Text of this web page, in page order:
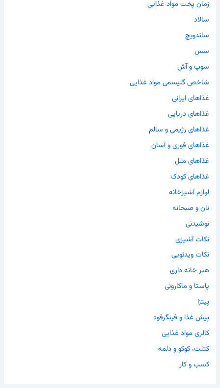
زمان پخت مواد غذایی
سالاد
ساندویچ
سس
سوپ و آش
شاخص گلیسمی مواد غذایی
غذاهای ایرانی
غذاهای دریایی
غذاهای رژیمی و سالم
غذاهای فوری و آسان
غذاهای ملل
غذاهای کودک
لوازم آشپزخانه
نان و صبحانه
نوشیدنی
نکات آشپزی
نکات ویدئویی
هنر خانه داری
پاستا و ماکارونی
پیتزا
پیش غذا و فینگرفود
کالری مواد غذایی
کتلت، کوکو و دلمه
کسب و کار